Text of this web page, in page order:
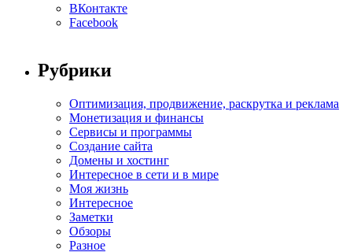
ВКонтакте
Facebook
Рубрики
Оптимизация, продвижение, раскрутка и реклама
Монетизация и финансы
Сервисы и программы
Создание сайта
Домены и хостинг
Интересное в сети и в мире
Моя жизнь
Интересное
Заметки
Обзоры
Разное